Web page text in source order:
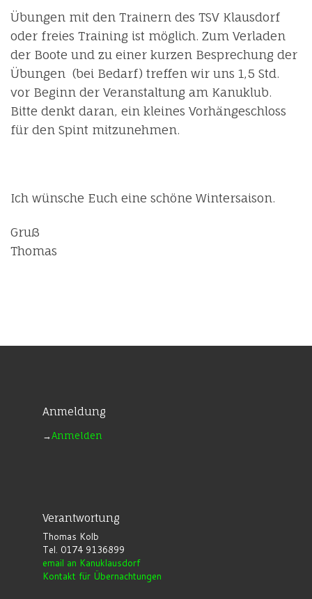
Übungen mit den Trainern des TSV Klausdorf
oder freies Training ist möglich. Zum Verladen
der Boote und zu einer kurzen Besprechung der
Übungen (bei Bedarf) treffen wir uns 1,5 Std.
vor Beginn der Veranstaltung am Kanuklub.
Bitte denkt daran, ein kleines Vorhängeschloss
für den Spint mitzunehmen.
Ich wünsche Euch eine schöne Wintersaison.
Gruß
Thomas
Anmeldung
→Anmelden
Verantwortung
Thomas Kolb
Tel. 0174 9136899
email an Kanuklausdorf
Kontakt für Übernachtungen